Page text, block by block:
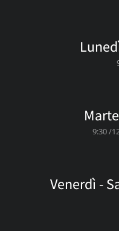
9:30 /
Venerdì -